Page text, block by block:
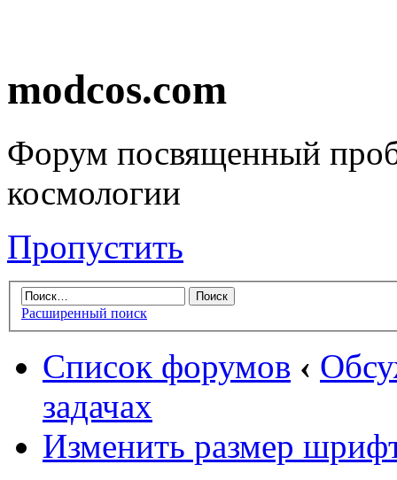
modcos.com
Форум посвященный
космологии
Пропустить
Расширенный поиск
Список форумов ‹
задачах
Изменить размер